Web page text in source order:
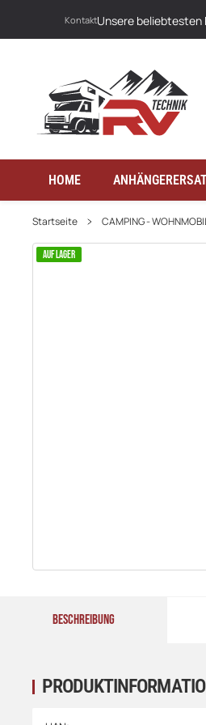
KontaktUnsere beliebtesten
HOME
Startseite CAMPING -
AUF LAGER
BESCHREIBUNG